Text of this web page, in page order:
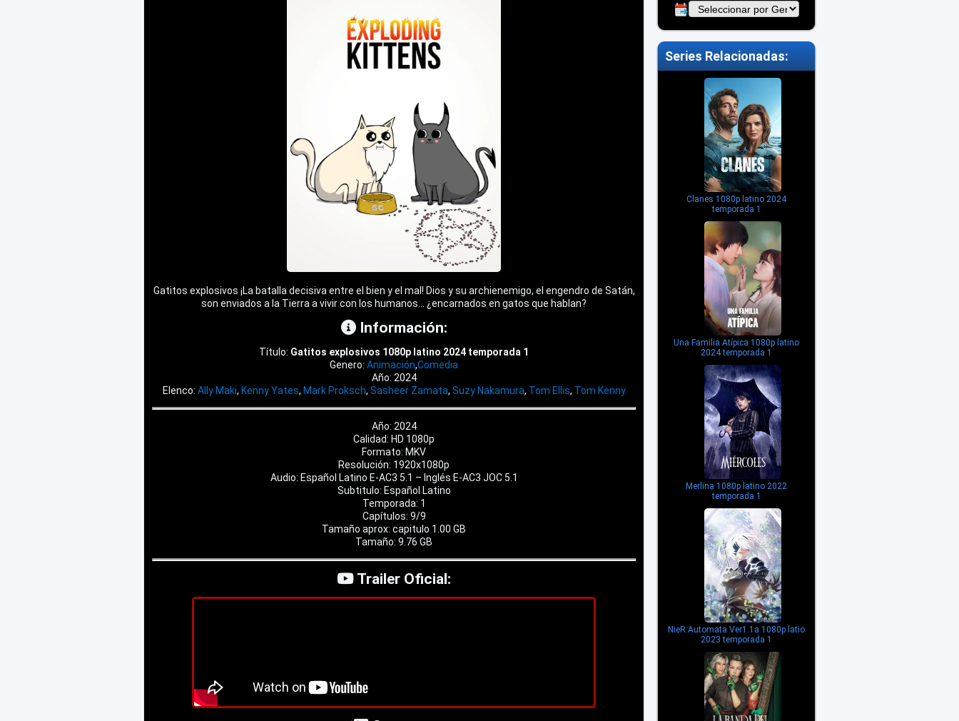
Gatitos explosivos ¡La batalla decisiva entre el bien y el mal! Dios y su archienemigo, el engendro de Satán,
son enviados a la Tierra a vivir con los humanos… ¿encarnados en gatos que hablan?
Información:
Título: Gatitos explosivos 1080p latino 2024 temporada 1
Genero: Animación,Comedia
Año: 2024
Elenco: Ally Maki, Kenny Yates, Mark Proksch, Sasheer Zamata, Suzy Nakamura, Tom Ellis, Tom Kenny
Año: 2024
Calidad: HD 1080p
Formato: MKV
Resolución: 1920x1080p
Audio: Español Latino E-AC3 5.1 – Inglés E-AC3 JOC 5.1
Subtitulo: Español Latino
Temporada: 1
Capítulos: 9/9
Tamaño aprox: capitulo 1.00 GB
Tamaño: 9.76 GB
Trailer Oficial:
Series Relacionadas:
Clanes 1080p latino 2024
temporada 1
Una Familia Atípica 1080p latino
2024 temporada 1
Merlina 1080p latino 2022
temporada 1
NieR:Automata Ver1.1a 1080p latio
2023 temporada 1